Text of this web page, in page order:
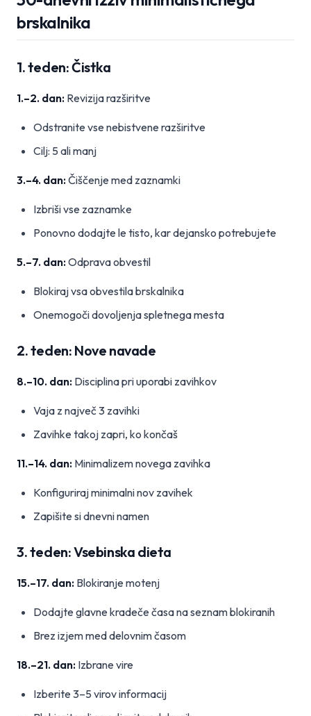
brskalnika
1. teden: Čistka
1.–2. dan: Revizija razširitve
Odstranite vse nebistvene razširitve
Cilj: 5 ali manj
3.–4. dan:Čiščenje med zaznamki
Izbriši vse zaznamke
Ponovno dodajte le tisto, kar dejansko potrebujete
5.–7. dan:Odprava obvestil
Blokiraj vsa obvestila brskalnika
Onemogoči dovoljenja spletnega mesta
2. teden: Nove navade
8.–10. dan: Disciplina pri uporabi zavihkov
Vaja z največ 3 zavihki
Zavihke takoj zapri, ko končaš
11.–14. dan: Minimalizem novega zavihka
Konfiguriraj minimalni nov zavihek
Zapišite si dnevni namen
3. teden: Vsebinska dieta
15.–17. dan: Blokiranje motenj
Dodajte glavne kradeče časa na seznam blokiranih
Brez izjem med delovnim časom
18.–21. dan: Izbrane vire
Izberite 3–5 virov informacij